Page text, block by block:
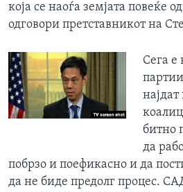
која се наоѓа земјата повеќе
одговори претставникот на
Сега е
битно
да
побрзо и поефикасно и да
да не биде предолг процес.